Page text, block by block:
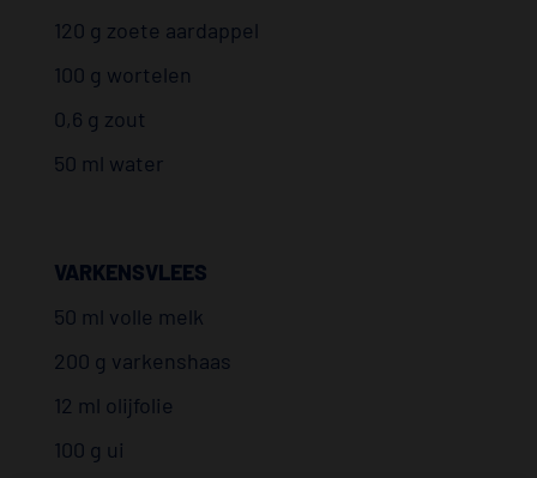
120 g zoete aardappel
100 g wortelen
0,6 g zout
50 ml water
VARKENSVLEES
50 ml volle melk
200 g varkenshaas
12 ml olijfolie
100 g ui